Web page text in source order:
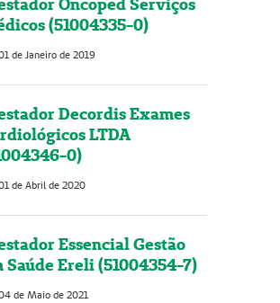
Oncoped Serviços
(51004335-0)
de Janeiro de 2019
Decordis Exames
LTDA
0)
de Abril de 2020
Essencial Gestão
Saúde Ereli (51004354-7)
de Maio de 2021